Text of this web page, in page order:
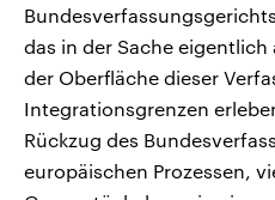
das in der Sache
der Oberfläche dieser
Integrationsgrenzen
Rückzug des
europäischen Prozessen,